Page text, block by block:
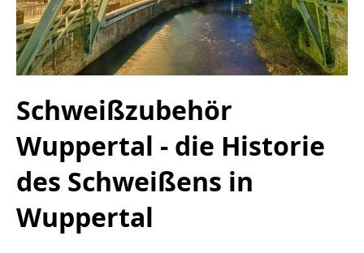
Schweißzubehör
Wuppertal - die Historie
des Schweißens in
Wuppertal